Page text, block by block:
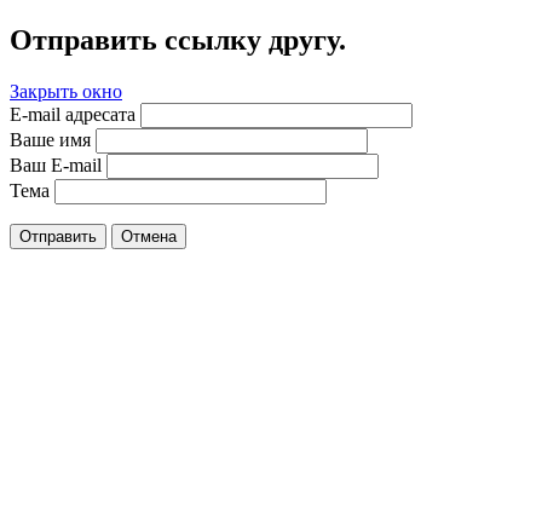
Отправить ссылку другу.
Закрыть окно
E-mail адресата
Ваше имя
Ваш E-mail
Тема
Отправить Отмена